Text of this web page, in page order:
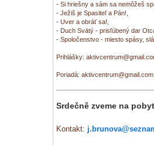
- Si hriešny a sám sa nemôžeš
- Ježiš je Spasiteľ a Pán!,
- Uver a obráť sa!,
- Duch Svätý - prisľúbený dar
- Spoločenstvo - miesto spásy,
Prihlášky:
Poriadá: aktivcentrum@gmail.com
Srdečně zveme na pobyt
Kontakt: